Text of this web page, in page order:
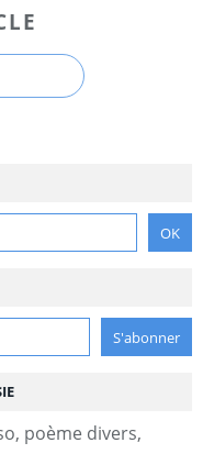
poème divers,